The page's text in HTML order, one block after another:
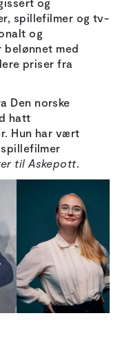
og
spillefilmer og tv-
og
belønnet med
priser fra
Den norske
hatt
Hun har vært
til Askepott.